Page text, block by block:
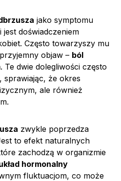
jako symptomu
jest doświadczeniem
Często towarzyszy mu
objaw – ból
. Te dwie dolegliwości często
sprawiając, że okres
ale również
zwykle poprzedza
to efekt naturalnych
zachodzą w organizmie
hormonalny
fluktuacjom, co może